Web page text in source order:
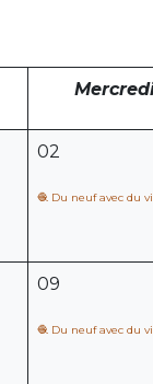
02
🧶 Du neuf avec du
09
🧶 Du neuf avec du